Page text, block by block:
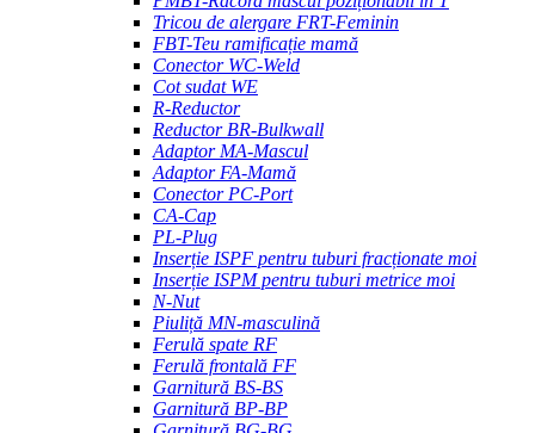
Tricou de alergare FRT-Feminin
FBT-Teu ramificație mamă
Conector WC-Weld
Cot sudat WE
R-Reductor
Reductor BR-Bulkwall
Adaptor MA-Mascul
Adaptor FA-Mamă
Conector PC-Port
CA-Cap
PL-Plug
Inserție ISPF pentru tuburi fracționate moi
Inserție ISPM pentru tuburi metrice moi
N-Nut
Piuliță MN-masculină
Ferulă spate RF
Ferulă frontală FF
Garnitură BS-BS
Garnitură BP-BP